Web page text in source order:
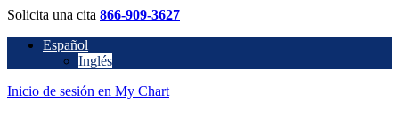
Solicita una cita 866-909-3627
Español
Inglés
Inicio de sesión en My Chart